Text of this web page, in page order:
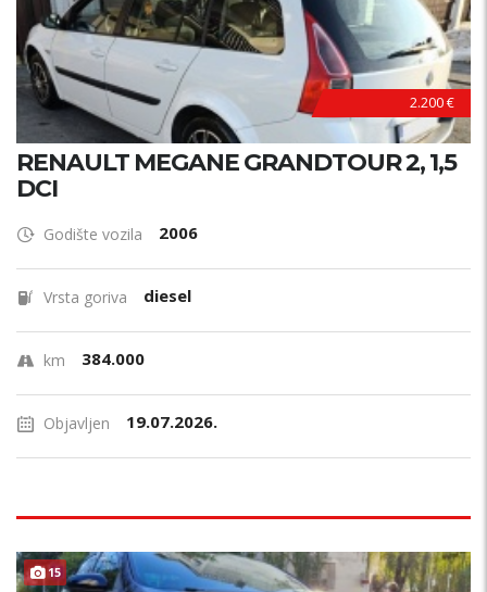
2.200 €
RENAULT MEGANE GRANDTOUR 2, 1,5
DCI
Godište vozila 2006
Vrsta goriva diesel
km 384.000
Objavljen 19.07.2026.
15